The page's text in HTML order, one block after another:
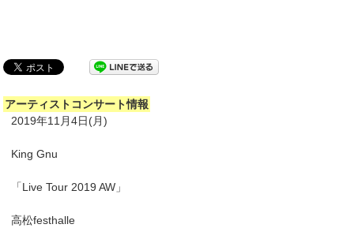
アーティストコンサート情報
2019年11月4日(月)
King Gnu
「Live Tour 2019 AW」
高松festhalle